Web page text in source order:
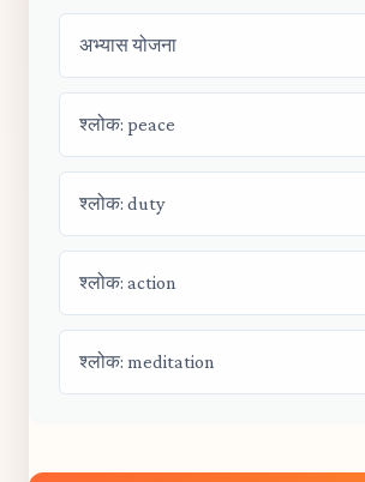
अभ्यास योजना
श्लोक: peace
श्लोक: duty
श्लोक: action
श्लोक: meditation